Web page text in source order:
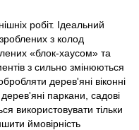
робіт. Ідеальний
з колод
«блок-хаусом» та
з сильно змінюються
дерев'яні віконні
дерев'яні паркани, садові
використовувати тільки
ймовірність